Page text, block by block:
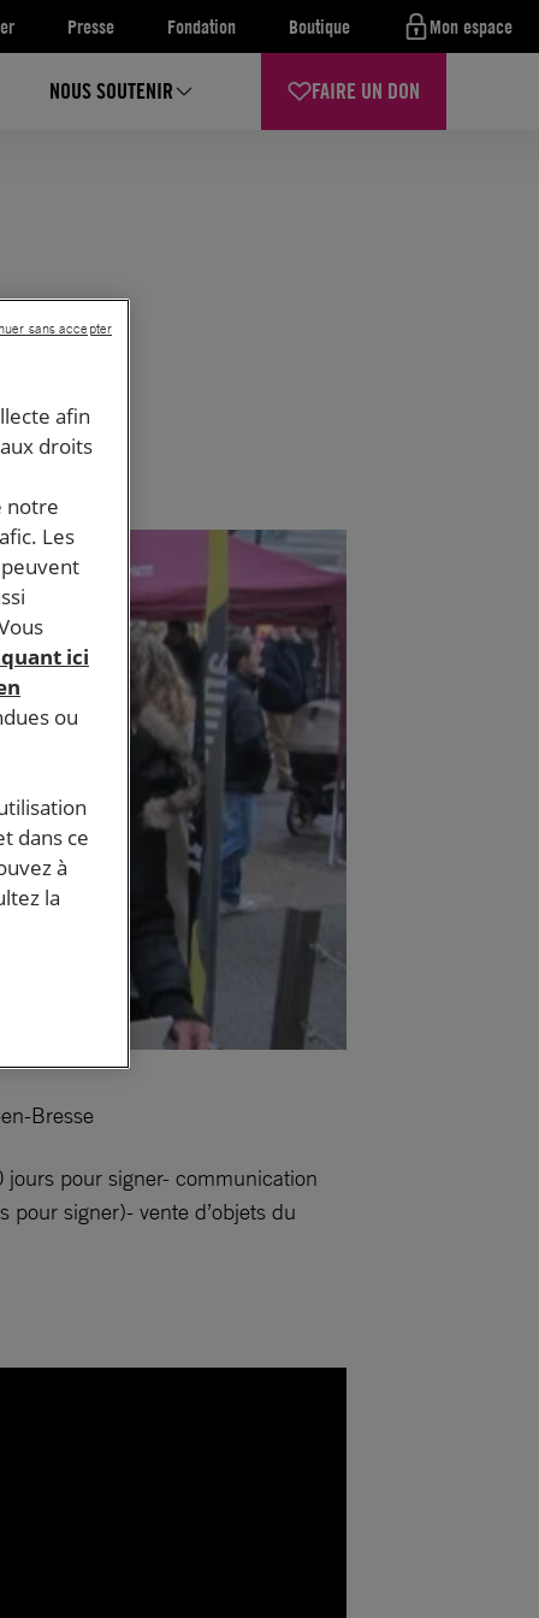
Presse Fondation Boutique Mon espace
NOUS SOUTENIR FAIRE UN DON
Bresse
pour signer- communication
pour signer)- vente d’objets du
afin
droits
notre
Les
ici
ou
dans ce
à
la
sans accepter